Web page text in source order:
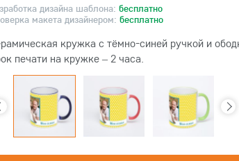
дизайна шаблона: бесплатно
макета дизайнером: бесплатно
кружка с тёмно-синей ручкой и
печати на кружке – 2 часа.